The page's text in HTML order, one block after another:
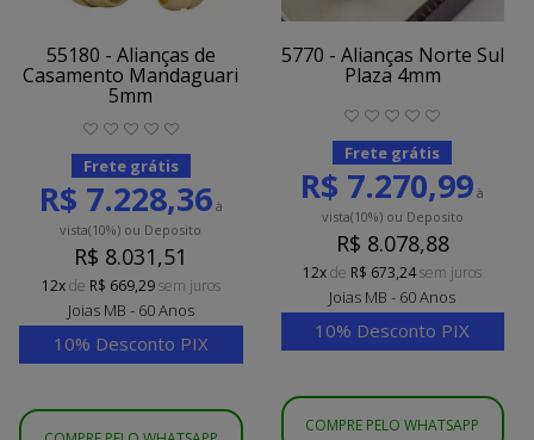
55180 - Alianças de
Casamento Mandaguari
5mm
Frete grátis
R$ 7.228,36à
vista(10%) ou Deposito
R$ 8.031,51
12xde R$ 669,29sem juros
Joias MB - 60 Anos
10% Desconto PIX
5770 - Alianças Norte Sul
Plaza 4mm
Frete grátis
R$ 7.270,99 à
vista(10%)ou Deposito
R$ 8.078,88
12xde R$ 673,24sem juros
Joias MB - 60 Anos
10% Desconto PIX
COMPRE PELO WHATSAPP